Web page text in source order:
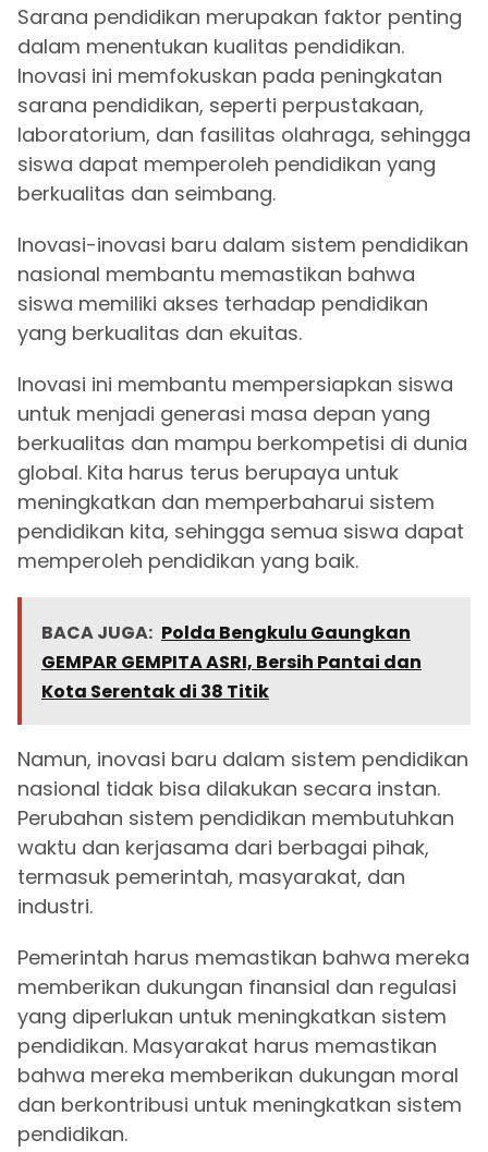
Sarana pendidikan merupakan faktor penting
dalam menentukan kualitas pendidikan.
Inovasi ini memfokuskan pada peningkatan
sarana pendidikan, seperti perpustakaan,
laboratorium, dan fasilitas olahraga, sehingga
siswa dapat memperoleh pendidikan yang
berkualitas dan seimbang.
Inovasi-inovasi baru dalam sistem pendidikan
nasional membantu memastikan bahwa
siswa memiliki akses terhadap pendidikan
yang berkualitas dan ekuitas.
Inovasi ini membantu mempersiapkan siswa
untuk menjadi generasi masa depan yang
berkualitas dan mampu berkompetisi di dunia
global. Kita harus terus berupaya untuk
meningkatkan dan memperbaharui sistem
pendidikan kita, sehingga semua siswa dapat
memperoleh pendidikan yang baik.
BACA JUGA: Polda Bengkulu Gaungkan
GEMPAR GEMPITA ASRI, Bersih Pantai dan
Kota Serentak di 38 Titik
Namun, inovasi baru dalam sistem pendidikan
nasional tidak bisa dilakukan secara instan.
Perubahan sistem pendidikan membutuhkan
waktu dan kerjasama dari berbagai pihak,
termasuk pemerintah, masyarakat, dan
industri.
Pemerintah harus memastikan bahwa mereka
memberikan dukungan finansial dan regulasi
yang diperlukan untuk meningkatkan sistem
pendidikan. Masyarakat harus memastikan
bahwa mereka memberikan dukungan moral
dan berkontribusi untuk meningkatkan sistem
pendidikan.